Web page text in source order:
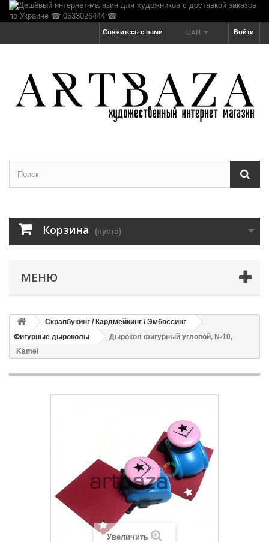
Войти
UAH
Свяжитесь с нами
Корзина (пусто)
МЕНЮ
Скрапбукинг / Кардмейкинг / Эмбоссинг
Фигурные дыроколы
Дырокол фигурный угловой, №10,
Kamei
Увеличить